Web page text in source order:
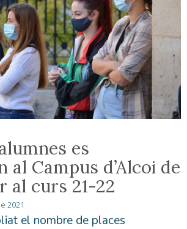
es
al Campus d’Alcoi de
al curs 21-22
2021
el nombre de places